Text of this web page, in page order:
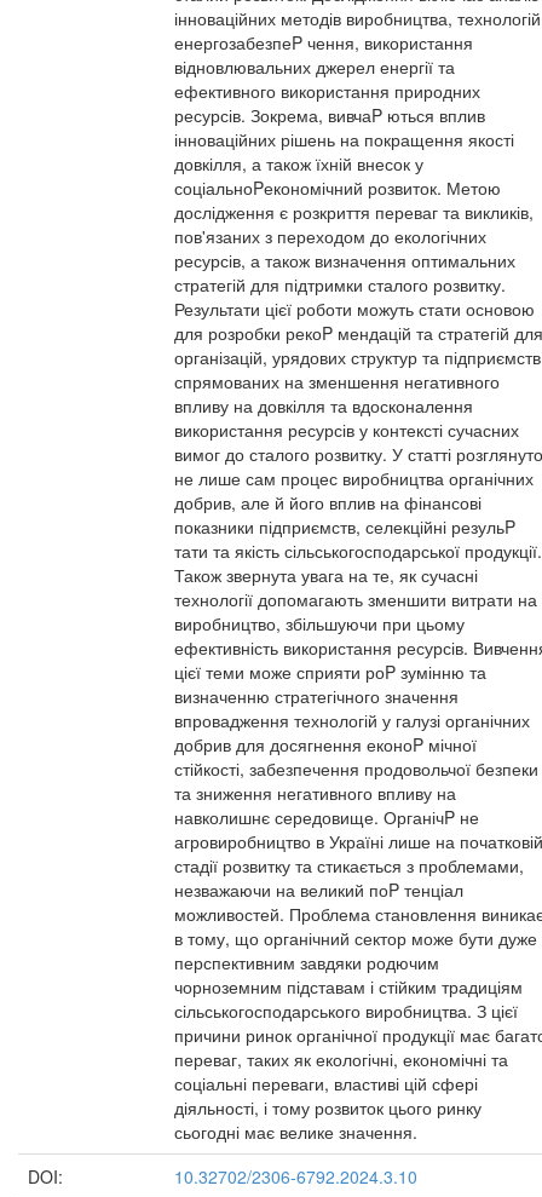
інноваційних методів виробництва, технологій
енергозабезпеP чення, використання
відновлювальних джерел енергії та
ефективного використання природних
ресурсів. Зокрема, вивчаP ються вплив
інноваційних рішень на покращення якості
довкілля, а також їхній внесок у
соціальноPекономічний розвиток. Метою
дослідження є розкриття переваг та викликів,
пов'язаних з переходом до екологічних
ресурсів, а також визначення оптимальних
стратегій для підтримки сталого розвитку.
Результати цієї роботи можуть стати основою
для розробки рекоP мендацій та стратегій для
організацій, урядових структур та
спрямованих на зменшення негативного
впливу на довкілля та вдосконалення
використання ресурсів у контексті сучасних
вимог до сталого розвитку. У статті розглянуто
не лише сам процес виробництва органічних
добрив, але й його вплив на фінансові
показники підприємств, селекційні резульP
тати та якість сільськогосподарської продукції.
Також звернута увага на те, як сучасні
технології допомагають зменшити витрати на
виробництво, збільшуючи при цьому
ефективність використання ресурсів.
цієї теми може сприяти роP зумінню та
визначенню стратегічного значення
впровадження технологій у галузі органічних
добрив для досягнення еконоP мічної
стійкості, забезпечення продовольчої безпеки
та зниження негативного впливу на
навколишнє середовище. ОрганічP не
агровиробництво в Україні лише на початковій
стадії розвитку та стикається з проблемами,
незважаючи на великий поP тенціал
можливостей. Проблема становлення
в тому, що органічний сектор може бути дуже
перспективним завдяки родючим
чорноземним підставам і стійким традиціям
сільськогосподарського виробництва. З цієї
причини ринок органічної продукції має
переваг, таких як екологічні, економічні та
соціальні переваги, властиві цій сфері
діяльності, і тому розвиток цього ринку
сьогодні має велике значення.
DOI:
10.32702/2306-6792.2024.3.10